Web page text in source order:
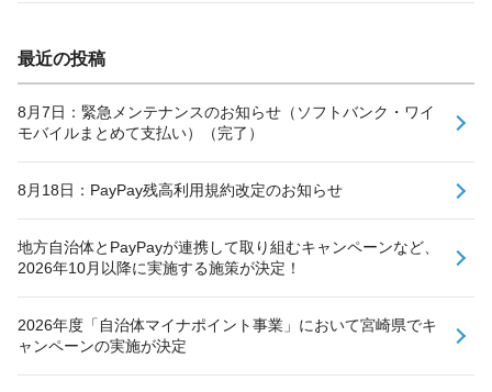
最近の投稿
8月7日：緊急メンテナンスのお知らせ（ソフトバンク・ワイ
モバイルまとめて支払い）（完了）
8月18日：PayPay残高利用規約改定のお知らせ
地方自治体とPayPayが連携して取り組むキャンペーンなど、
2026年10月以降に実施する施策が決定！
2026年度「自治体マイナポイント事業」において宮崎県でキ
ャンペーンの実施が決定